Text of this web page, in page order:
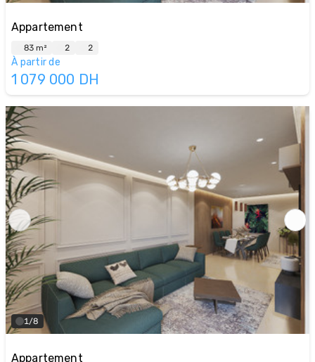
Appartement
83 m² 2 2
À partir de
1 079 000 DH
1/8
Appartement